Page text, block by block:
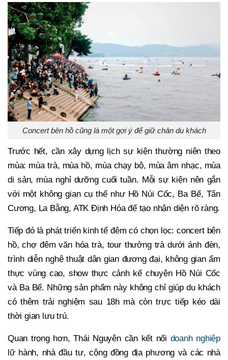
Concert bên hồ cũng là một gợi ý để giữ chân du khách
Trước hết, cần xây dựng lịch sự kiện thường niên theo
mùa: mùa trà, mùa hồ, mùa chạy bộ, mùa âm nhạc, mùa
di sản, mùa nghỉ dưỡng cuối tuần. Mỗi sự kiện nên gắn
với một không gian cụ thể như Hồ Núi Cốc, Ba Bể, Tân
Cương, La Bằng, ATK Định Hóa để tạo nhận diện rõ ràng.
Tiếp đó là phát triển kinh tế đêm có chọn lọc: concert bên
hồ, chợ đêm văn hóa trà, tour thưởng trà dưới ánh đèn,
trình diễn nghệ thuật dân gian đương đại, không gian ẩm
thực vùng cao, show thực cảnh kể chuyện Hồ Núi Cốc
và Ba Bể. Những sản phẩm này không chỉ giúp du khách
có thêm trải nghiệm sau 18h mà còn trực tiếp kéo dài
thời gian lưu trú.
Quan trọng hơn, Thái Nguyên cần kết nối doanh nghiệp
lữ hành, nhà đầu tư, cộng đồng địa phương và các nhà